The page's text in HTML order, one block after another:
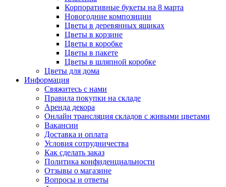
Корпоративные букеты на 8 марта
Новогодние композиции
Цветы в деревянных ящиках
Цветы в корзине
Цветы в коробке
Цветы в пакете
Цветы в шляпной коробке
Цветы для дома
Информация
Свяжитесь с нами
Правила покупки на складе
Аренда декора
Онлайн трансляция складов с живыми цветами
Вакансии
Доставка и оплата
Условия сотрудничества
Как сделать заказ
Политика конфиденциальности
Отзывы о магазине
Вопросы и ответы